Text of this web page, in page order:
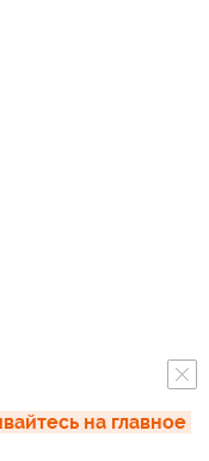
на главное